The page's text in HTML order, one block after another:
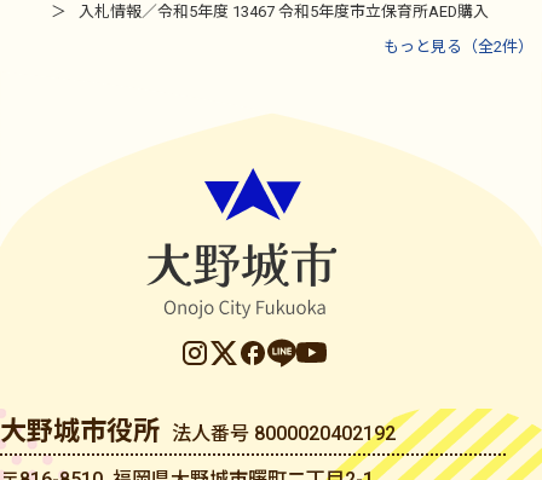
入札情報／令和5年度 13467 令和5年度市立保育所AED購入
もっと見る（全2件）
大野城市役所 法人番号 8000020402192